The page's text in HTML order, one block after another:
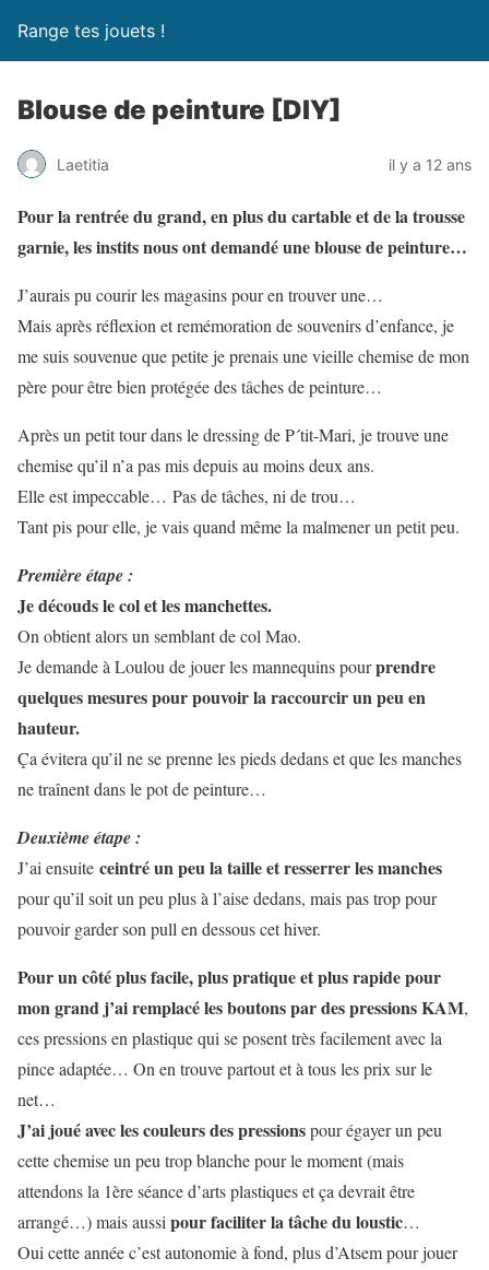
Range tes jouets !
Blouse de peinture [DIY]
Laetitia il y a 12 ans
Pour la rentrée du grand, en plus du cartable et de la trousse
garnie, les instits nous ont demandé une blouse de peinture…
J’aurais pu courir les magasins pour en trouver une…
Mais après réflexion et remémoration de souvenirs d’enfance, je
me suis souvenue que petite je prenais une vieille chemise de mon
père pour être bien protégée des tâches de peinture…
Après un petit tour dans le dressing de P´tit-Mari, je trouve une
chemise qu’il n’a pas mis depuis au moins deux ans.
Elle est impeccable… Pas de tâches, ni de trou…
Tant pis pour elle, je vais quand même la malmener un petit peu.
Première étape :
Je découds le col et les manchettes.
On obtient alors un semblant de col Mao.
Je demande à Loulou de jouer les mannequins pourprendre
quelques mesures pour pouvoir la raccourcir un peu en
hauteur.
Ça évitera qu’il ne se prenne les pieds dedans et que les manches
ne traînent dans le pot de peinture…
Deuxième étape :
J’ai ensuite ceintré un peu la taille et resserrer les manches
pour qu’il soit un peu plus à l’aise dedans, mais pas trop pour
pouvoir garder son pull en dessous cet hiver.
Pour un côté plus facile, plus pratique et plus rapide pour
mon grand j’ai remplacé les boutons par des pressions KAM,
ces pressions en plastique qui se posent très facilement avec la
pince adaptée… On en trouve partout et à tous les prix sur le
net…
J’ai joué avec les couleurs des pressionspour égayer un peu
cette chemise un peu trop blanche pour le moment (mais
attendons la 1ère séance d’arts plastiques et ça devrait être
arrangé…) mais aussi pour faciliter la tâche du loustic…
Oui cette année c’est autonomie à fond, plus d’Atsem pour jouer